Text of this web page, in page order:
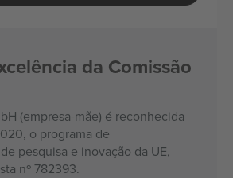
da Comissão
(empresa-mãe) é reconhecida
o programa de
pesquisa e inovação da UE,
nº 782393.